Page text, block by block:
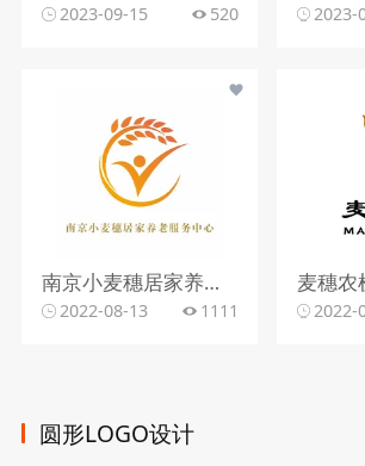
2023-09-15 520 2023-
南京小麦穗居家养老服务中心
2022-08-13 1111
麦穗农
2022-
圆形LOGO设计